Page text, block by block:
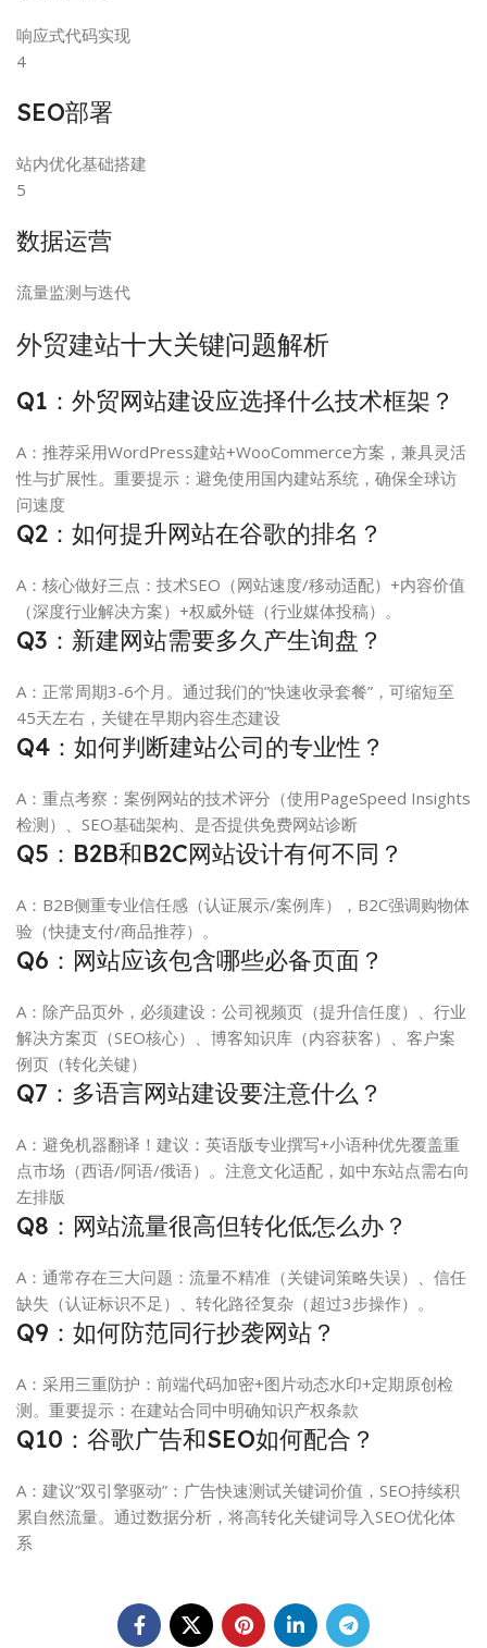
响应式代码实现
4
SEO部署
站内优化基础搭建
5
数据运营
流量监测与迭代
外贸建站十大关键问题解析
Q1：外贸网站建设应选择什么技术框架？
A：推荐采用WordPress建站+WooCommerce方案，兼具灵活
性与扩展性。重要提示：避免使用国内建站系统，确保全球访
问速度
Q2：如何提升网站在谷歌的排名？
A：核心做好三点：技术SEO（网站速度/移动适配）+内容价值
（深度行业解决方案）+权威外链（行业媒体投稿）。
Q3：新建网站需要多久产生询盘？
A：正常周期3-6个月。通过我们的”快速收录套餐”，可缩短至
45天左右，关键在早期内容生态建设
Q4：如何判断建站公司的专业性？
A：重点考察：案例网站的技术评分（使用PageSpeed Insights
检测）、SEO基础架构、是否提供免费网站诊断
Q5：B2B和B2C网站设计有何不同？
A：B2B侧重专业信任感（认证展示/案例库），B2C强调购物体
验（快捷支付/商品推荐）。
Q6：网站应该包含哪些必备页面？
A：除产品页外，必须建设：公司视频页（提升信任度）、行业
解决方案页（SEO核心）、博客知识库（内容获客）、客户案
例页（转化关键）
Q7：多语言网站建设要注意什么？
A：避免机器翻译！建议：英语版专业撰写+小语种优先覆盖重
点市场（西语/阿语/俄语）。注意文化适配，如中东站点需右向
左排版
Q8：网站流量很高但转化低怎么办？
A：通常存在三大问题：流量不精准（关键词策略失误）、信任
缺失（认证标识不足）、转化路径复杂（超过3步操作）。
Q9：如何防范同行抄袭网站？
A：采用三重防护：前端代码加密+图片动态水印+定期原创检
测。重要提示：在建站合同中明确知识产权条款
Q10：谷歌广告和SEO如何配合？
A：建议”双引擎驱动”：广告快速测试关键词价值，SEO持续积
累自然流量。通过数据分析，将高转化关键词导入SEO优化体
系